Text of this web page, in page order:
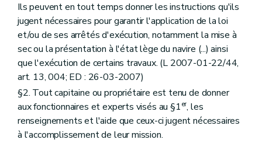
Ils peuvent en tout temps donner les instructions qu'ils
jugent nécessaires pour garantir l'application de la loi
et/ou de ses arrêtés d'exécution, notamment la mise à
sec ou la présentation à l'état lège du navire (...) ainsi
que l'exécution de certains travaux. (L 2007-01-22/44,
art. 13, 004; ED : 26-03-2007)
§2. Tout capitaine ou propriétaire est tenu de donner
aux fonctionnaires et experts visés au §1er, les
renseignements et l'aide que ceux-ci jugent nécessaires
à l'accomplissement de leur mission.